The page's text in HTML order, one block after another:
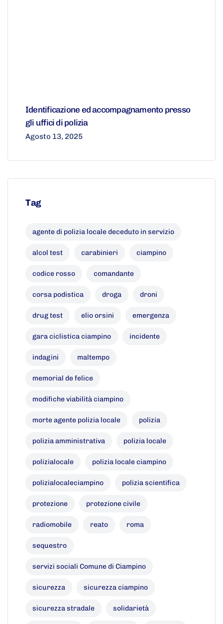
Identificazione ed accompagnamento presso
gli uffici di polizia
Agosto 13, 2025
Tag
agente di polizia locale deceduto in servizio
alcol test carabinieri ciampino
codice rosso comandante
corsa podistica droga droni
drug test elio orsini emergenza
gara ciclistica ciampino incidente
indagini maltempo
memorial de felice
modifiche viabilità ciampino
morte agente polizia locale polizia
polizia amministrativa polizia locale
polizialocale polizia locale ciampino
polizialocaleciampino polizia scientifica
protezione protezione civile
radiomobile reato roma
sequestro
servizi sociali Comune di Ciampino
sicurezza sicurezza ciampino
sicurezza stradale solidarietà